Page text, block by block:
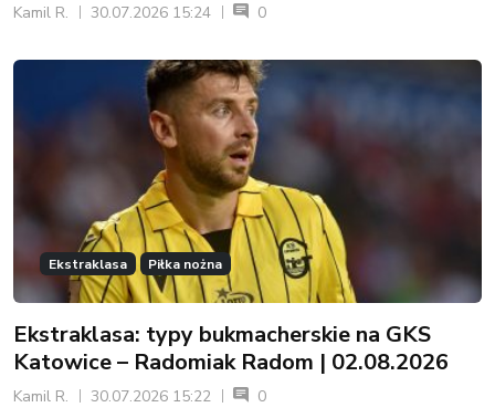
Kamil R. 30.07.2026 15:24 0
Ekstraklasa Piłka nożna
Ekstraklasa: typy bukmacherskie na GKS
Katowice – Radomiak Radom | 02.08.2026
Kamil R. 30.07.2026 15:22 0